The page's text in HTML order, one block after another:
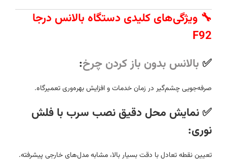
🔧 ویژگی‌های کلیدی دستگاه بالانس درجا
F92
✅ بالانس بدون باز کردن چرخ:
صرفه‌جویی چشم‌گیر در زمان خدمات و افزایش بهره‌وری تعمیرگاه.
✅نمایش محل دقیق نصب سرب با فلش
نوری:
تعیین نقطه تعادل با دقت بسیار بالا، مشابه مدل‌های خارجی پیشرفته.